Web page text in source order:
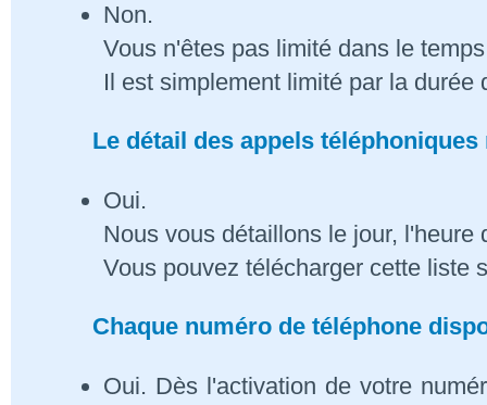
Non.
Vous n'êtes pas limité dans le
Il est simplement limité par la durée
Le détail des appels
Oui.
Nous vous détaillons le jour,
Vous pouvez télécharger cette liste
Chaque numéro de téléphone
Oui. Dès l'activation de votre